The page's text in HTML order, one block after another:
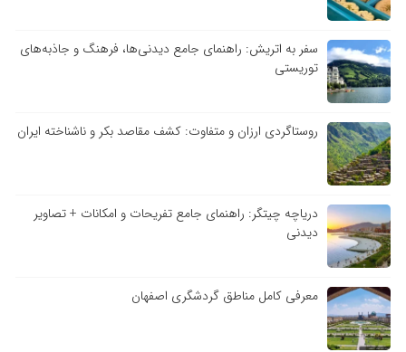
سفر به اتریش: راهنمای جامع دیدنی‌ها، فرهنگ و جاذبه‌های
توریستی
روستاگردی ارزان و متفاوت: کشف مقاصد بکر و ناشناخته ایران
دریاچه چیتگر: راهنمای جامع تفریحات و امکانات + تصاویر
دیدنی
معرفی کامل مناطق گردشگری اصفهان